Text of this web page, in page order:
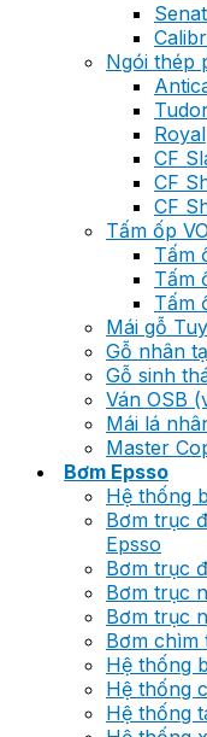
Ngói thép
Royal
CF
CF
CF
Tấm ốp
Tấm
Tấm
Tấm
Mái gỗ
Gỗ nhân
Gỗ sinh
Ván OSB
Mái lá
Master
Bơm Epsso
Hệ thống
Bơm trục
Epsso
Bơm trục
Bơm trục
Bơm trục
Bơm chìm
Hệ thống
Hệ thống
Hệ thống